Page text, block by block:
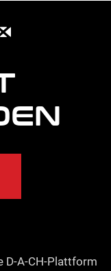
D-A-CH-Plattform